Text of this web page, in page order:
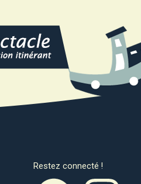
Restez connecté !